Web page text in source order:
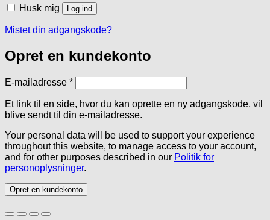
Husk mig Log ind
Mistet din adgangskode?
Opret en kundekonto
E-mailadresse *Påkrævet
Et link til en side, hvor du kan oprette en ny adgangskode, vil
blive sendt til din e-mailadresse.
Your personal data will be used to support your experience
throughout this website, to manage access to your account,
and for other purposes described in our Politik for
personoplysninger.
Opret en kundekonto